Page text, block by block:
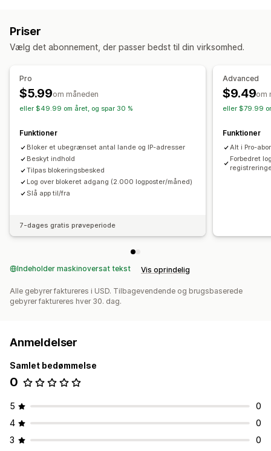
Priser
Vælg det abonnement, der passer bedst til din virksomhed.
Pro
$5.99om måneden
eller $49.99 om året, og spar 30 %
Funktioner
Bloker et ubegrænset antal lande og IP-adresser
Beskyt indhold
Tilpas blokeringsbesked
Log over blokeret adgang (2.000 logposter/måned)
Slå app til/fra
7-dages gratis prøveperiode
Advanced
$9.49om
eller $79.99
Funktioner
Alt i Pro-
Forbedret
Indeholder maskinoversat tekst Vis oprindelig
Alle gebyrer faktureres i USD. Tilbagevendende og brugsbaserede
gebyrer faktureres hver 30. dag.
Anmeldelser
Samlet bedømmelse
0
5
0
4
0
3
0